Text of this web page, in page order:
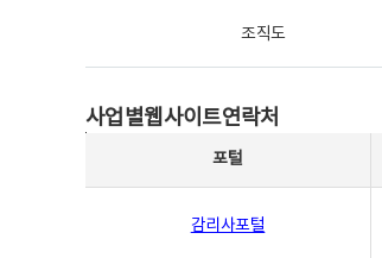
조직도
사업별웹사이트연락처
포털
감리사포털